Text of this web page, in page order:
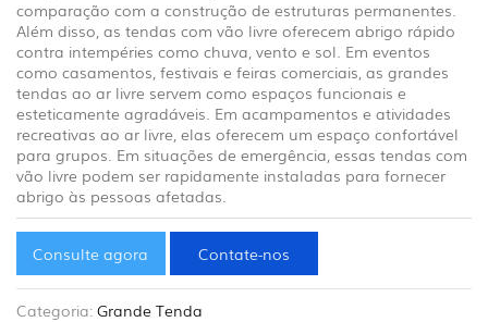
comparação com a construção de estruturas permanentes.
Além disso, as tendas com vão livre oferecem abrigo rápido
contra intempéries como chuva, vento e sol. Em eventos
como casamentos, festivais e feiras comerciais, as grandes
tendas ao ar livre servem como espaços funcionais e
esteticamente agradáveis. Em acampamentos e atividades
recreativas ao ar livre, elas oferecem um espaço confortável
para grupos. Em situações de emergência, essas tendas com
vão livre podem ser rapidamente instaladas para fornecer
abrigo às pessoas afetadas.
Consulte agora Contate-nos
Categoria: Grande Tenda